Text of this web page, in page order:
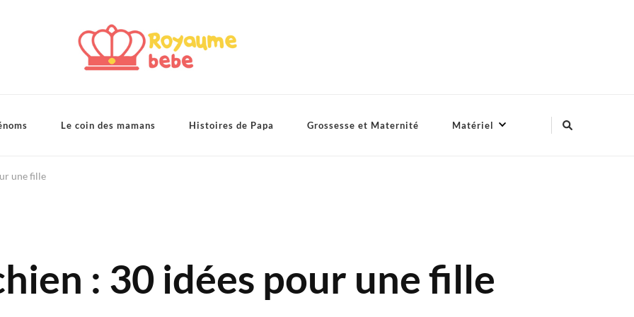
Le coin des mamans Histoires de Papa Grossesse et Maternité Matériel
une fille
: 30 idées pour une fille